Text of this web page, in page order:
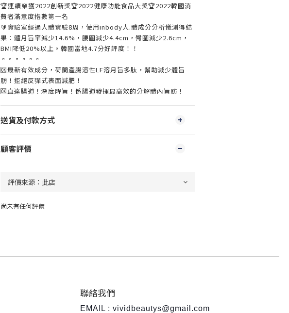
🏆連續榮獲2022創新獎🏆2022健康功能食品大獎🏆2022韓國消
費者滿意度指數第一名
🔰實驗室經過人體實驗8周，使用inbody人.體成分分析儀測得結
果：體月旨率減少14.6%，腰圍減少4.4cm，臀圍減少2.6cm，
BMI降低20%以上。韓國當地4.7分好評度！！
▫▫▫▫▫▫
🆗最新有效成分，荷蘭產腸溶性LF溶月旨多肽，幫助減少體旨
肪！拒絕反彈式表面減肥！
🆗直達腸道！深度降旨！係腸道發揮最高效的分解體內旨肪！
送貨及付款方式
顧客評價
尚未有任何評價
聯絡我們
EMAIL : vividbeautys@gmail.com